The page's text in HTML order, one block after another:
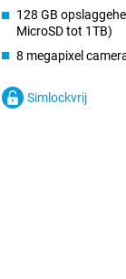
128 GB
MicroSD tot 1TB)
8 megapixel
Simlockvrij